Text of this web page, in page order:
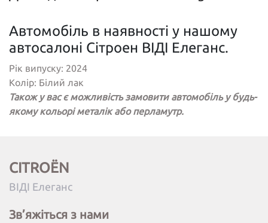
Автомобіль в наявності у нашому
автосалоні Сітроен ВІДІ Елеганс.
Рік випуску: 2024
Колір: Білий лак
Також у вас є можливість замовити автомобіль у будь-
якому кольорі металік або перламутр.
CITROËN
ВІДІ Елеганс
Зв’яжіться з нами